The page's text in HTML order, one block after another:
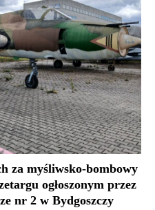
za myśliwsko-bombowy
ogłoszonym przez
nr 2 w Bydgoszczy